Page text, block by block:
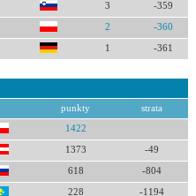
3 -359
2 -360
1 -361
punkty strata
1422
1373 -49
618 -804
228 -1194